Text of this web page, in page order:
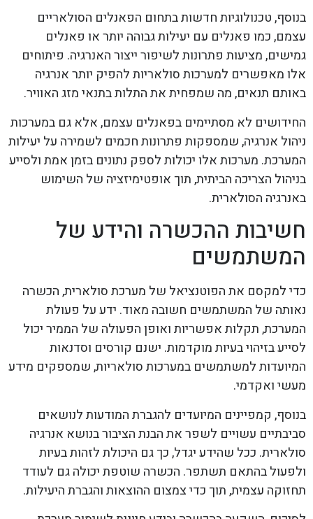
בנוסף, טכנולוגיות חדשות בתחום הפאנלים הסולאריים
עצמם, כמו פאנלים עם יעילות גבוהה יותר או פאנלים
גמישים, מציעות פתרונות לשיפור ייצור האנרגיה. פיתוחים
אלו מאפשרים למערכות סולאריות להפיק יותר אנרגיה
באותם תנאים, מה שמפחית את התלות בתנאי מזג האוויר.
החידושים לא מסתיימים בפאנלים עצמם, אלא גם במערכות
ניהול אנרגיה, שמספקות פתרונות חכמים לשמירה על יעילות
המערכת. מערכות אלו יכולות לספק נתונים בזמן אמת ולסייע
בניהול הצריכה הביתית, תוך אופטימיזציה של השימוש
באנרגיה הסולארית.
חשיבות ההכשרה והידע של
המשתמשים
כדי למקסם את הפוטנציאל של מערכת סולארית, הכשרה
נאותה של המשתמשים חשובה מאוד. ידע על פעולת
המערכת, תקלות אפשריות ואופן הפעולה של הממיר יכול
לסייע בזיהוי בעיות מוקדמות. ישנם קורסים וסדנאות
המיועדות למשתמשים במערכות סולאריות, שמספקים מידע
מעשי ואקדמי.
בנוסף, קמפיינים המיועדים להגברת המודעות לנושאים
סביבתיים עשויים לשפר את הבנת הציבור בנושא אנרגיה
סולארית. ככל שהידע יגדל, כך גם היכולת לזהות בעיות
ולפעול בהתאם תשתפר. הכשרה שוטפת יכולה גם לעודד
תחזוקה עצמית, תוך כדי צמצום ההוצאות והגברת היעילות.